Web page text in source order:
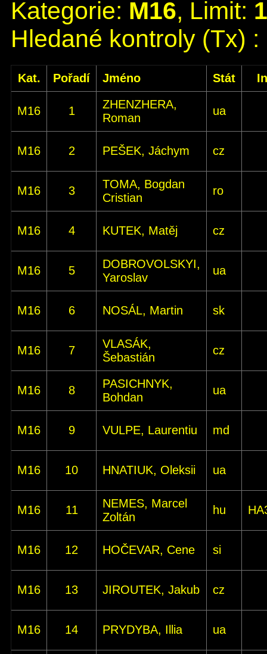
Kategorie: M16, Limit:
Hledané kontroly (Tx) :
Kat. Pořadí Jméno Stát
M16 1
ZHENZHERA,
Roman
ua
M16 2 PEŠEK, Jáchym cz
M16 3
TOMA, Bogdan
Cristian
ro
M16 4 KUTEK, Matěj cz
M16 5
DOBROVOLSKYI,
Yaroslav
ua
M16 6 NOSÁL, Martin sk
M16 7
VLASÁK,
Šebastián
cz
M16 8
PASICHNYK,
Bohdan
ua
M16 9 VULPE, Laurentiu md
M16 10 HNATIUK, Oleksii ua
M16 11
NEMES, Marcel
Zoltán
hu
M16 12 HOČEVAR, Cene si
M16 13 JIROUTEK, Jakub cz
M16 14 PRYDYBA, Illia ua